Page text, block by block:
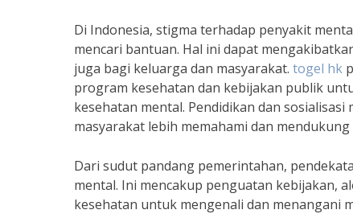
Di Indonesia, stigma terhadap penyakit
mencari bantuan. Hal ini dapat
juga bagi keluarga dan masyarakat. togel hk
program kesehatan dan kebijakan publik
kesehatan mental. Pendidikan dan
masyarakat lebih memahami dan
Dari sudut pandang pemerintahan,
mental. Ini mencakup penguatan kebijakan,
kesehatan untuk mengenali dan menangani